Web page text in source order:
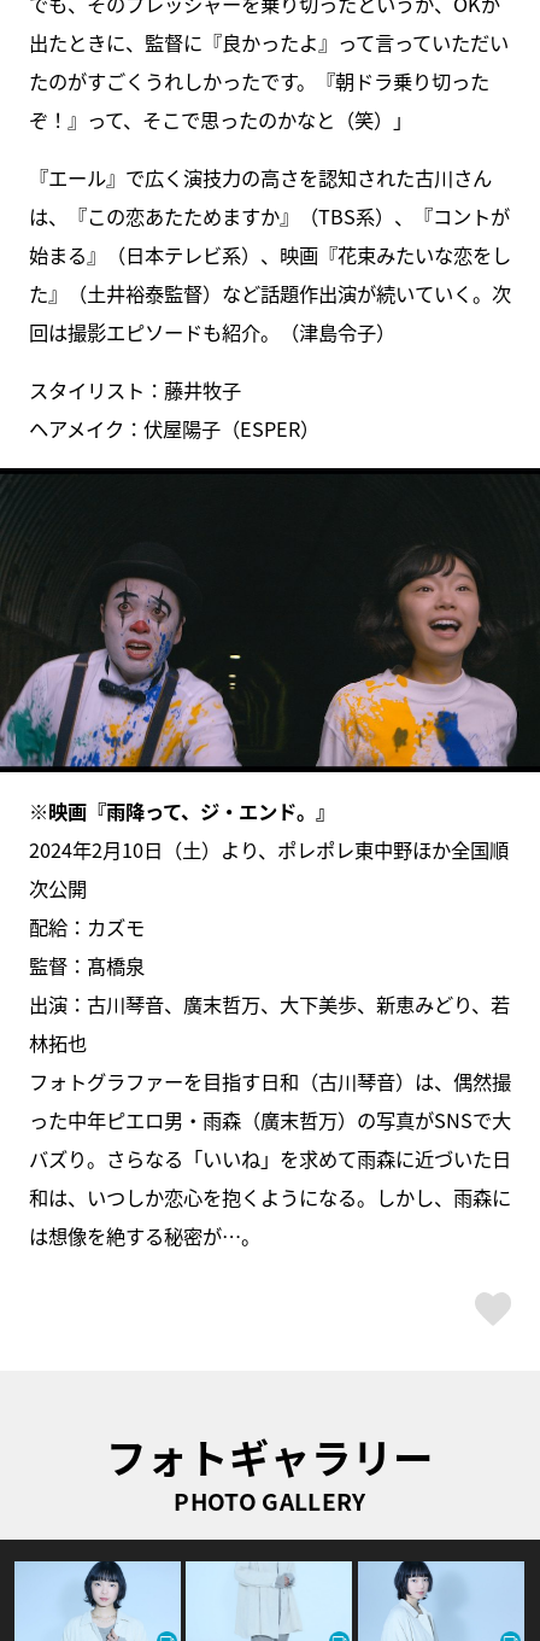
出たときに、監督に『良かったよ』って言っていただい
たのがすごくうれしかったです。『朝ドラ乗り切った
ぞ！』って、そこで思ったのかなと（笑）」
『エール』で広く演技力の高さを認知された古川さん
は、『この恋あたためますか』（TBS系）、『コントが
始まる』（日本テレビ系）、映画『花束みたいな恋をし
た』（土井裕泰監督）など話題作出演が続いていく。次
回は撮影エピソードも紹介。（津島令子）
スタイリスト：藤井牧子
ヘアメイク：伏屋陽子（ESPER）
※映画『雨降って、ジ・エンド。』
2024年2月10日（土）より、ポレポレ東中野ほか全国順
次公開
配給：カズモ
監督：髙橋泉
出演：古川琴音、廣末哲万、大下美歩、新恵みどり、若
林拓也
フォトグラファーを目指す日和（古川琴音）は、偶然撮
った中年ピエロ男・雨森（廣末哲万）の写真がSNSで大
バズり。さらなる「いいね」を求めて雨森に近づいた日
和は、いつしか恋心を抱くようになる。しかし、雨森に
は想像を絶する秘密が…。
フォトギャラリー
PHOTO GALLERY